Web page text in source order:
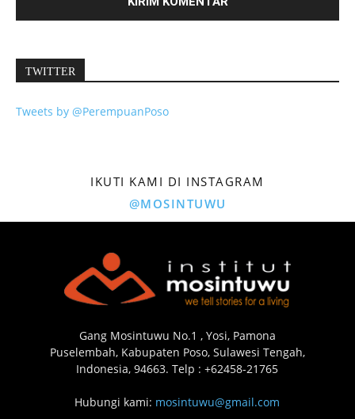
TWITTER
Tweets by @PerempuanPoso
IKUTI KAMI DI INSTAGRAM
@MOSINTUWU
Gang Mosintuwu No.1 , Yosi, Pamona
Puselembah, Kabupaten Poso, Sulawesi Tengah,
Indonesia, 94663. Telp : +62458-21765
Hubungi kami: mosintuwu@gmail.com